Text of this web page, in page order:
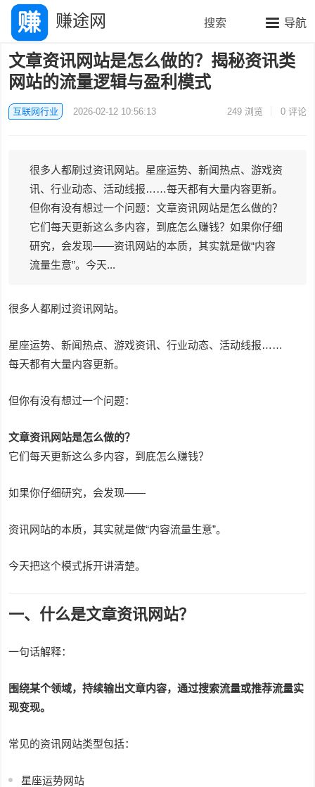
赚途网 导航
搜索
文章资讯网站是怎么做的？揭秘资讯类
网站的流量逻辑与盈利模式
互联网行业 2026-02-12 10:56:13 249浏览 0 评论
很多人都刷过资讯网站。星座运势、新闻热点、游戏资
讯、行业动态、活动线报……每天都有大量内容更新。
但你有没有想过一个问题：文章资讯网站是怎么做的？
它们每天更新这么多内容，到底怎么赚钱？如果你仔细
研究，会发现——资讯网站的本质，其实就是做“内容
流量生意”。今天...
很多人都刷过资讯网站。
星座运势、新闻热点、游戏资讯、行业动态、活动线报……
每天都有大量内容更新。
但你有没有想过一个问题：
文章资讯网站是怎么做的？
它们每天更新这么多内容，到底怎么赚钱？
如果你仔细研究，会发现——
资讯网站的本质，其实就是做“内容流量生意”。
今天把这个模式拆开讲清楚。
一、什么是文章资讯网站？
一句话解释：
围绕某个领域，持续输出文章内容，通过搜索流量或推荐流量实
现变现。
常见的资讯网站类型包括：
星座运势网站